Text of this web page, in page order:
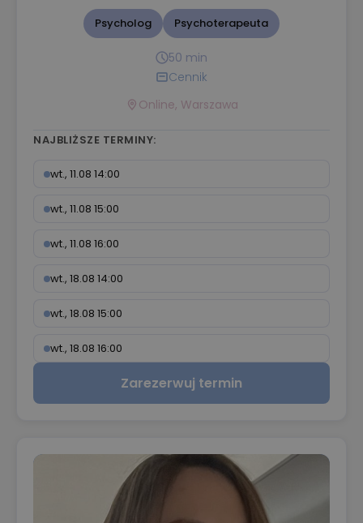
Psycholog Psychoterapeuta
50 min
Cennik
Online, Warszawa
NAJBLIŻSZE TERMINY:
wt., 11.08 14:00
wt., 11.08 15:00
wt., 11.08 16:00
wt., 18.08 14:00
wt., 18.08 15:00
wt., 18.08 16:00
Zarezerwuj termin